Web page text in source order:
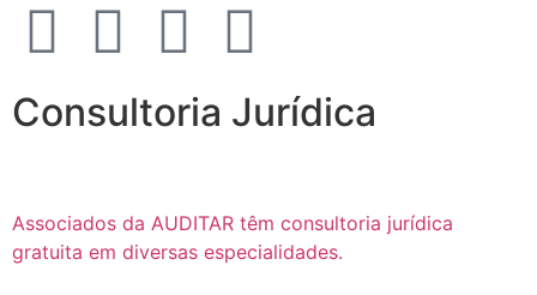
Consultoria Jurídica
Associados da AUDITAR têm consultoria jurídica
gratuita em diversas especialidades.